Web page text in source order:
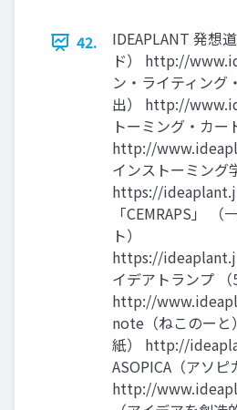
42.
IDEAPLANT 発想
ド） http://
ン・ライティング
出） http://
トーミング・カ
http://
インストーミング
https://
「CEMRAPS」
ト）
https://
イデアトランプ
http://
note（ねこのーと
紙） http://
ASOPICA（アソ
http://